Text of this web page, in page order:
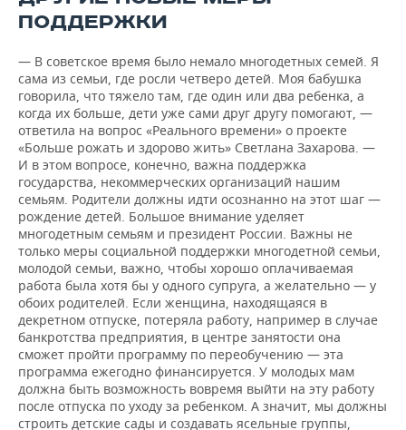
ПОДДЕРЖКИ
— В советское время было немало многодетных семей. Я
сама из семьи, где росли четверо детей. Моя бабушка
говорила, что тяжело там, где один или два ребенка, а
когда их больше, дети уже сами друг другу помогают, —
ответила на вопрос «Реального времени» о проекте
«Больше рожать и здорово жить» Светлана Захарова. —
И в этом вопросе, конечно, важна поддержка
государства, некоммерческих организаций нашим
семьям. Родители должны идти осознанно на этот шаг —
рождение детей. Большое внимание уделяет
многодетным семьям и президент России. Важны не
только меры социальной поддержки многодетной семьи,
молодой семьи, важно, чтобы хорошо оплачиваемая
работа была хотя бы у одного супруга, а желательно — у
обоих родителей. Если женщина, находящаяся в
декретном отпуске, потеряла работу, например в случае
банкротства предприятия, в центре занятости она
сможет пройти программу по переобучению — эта
программа ежегодно финансируется. У молодых мам
должна быть возможность вовремя выйти на эту работу
после отпуска по уходу за ребенком. А значит, мы должны
строить детские сады и создавать ясельные группы,